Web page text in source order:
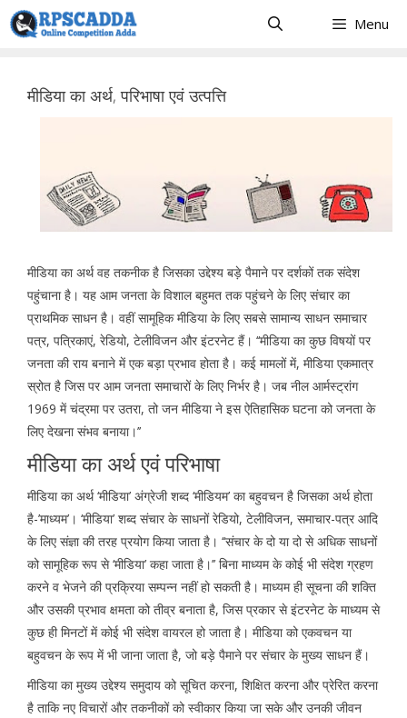
Skip
to
Menu
मीडिया का अर्थ, परिभाषा एवं उत्पत्ति
मीडिया का अर्थ वह तकनीक है जिसका उद्देश्य बड़े पैमाने पर दर्शकों तक संदेश
पहुंचाना है। यह आम जनता के विशाल बहुमत तक पहुंचने के लिए संचार का
प्राथमिक साधन है। वहीं सामूहिक मीडिया के लिए सबसे सामान्य साधन समाचार
पत्र, पत्रिकाएं, रेडियो, टेलीविजन और इंटरनेट हैं। ‘‘मीडिया का कुछ विषयों पर
जनता की राय बनाने में एक बड़ा प्रभाव होता है। कई मामलों में, मीडिया एकमात्र
स्रोत है जिस पर आम जनता समाचारों के लिए निर्भर है। जब नील आर्मस्ट्रांग
1969 में चंद्रमा पर उतरा, तो जन मीडिया ने इस ऐतिहासिक घटना को जनता के
लिए देखना संभव बनाया।’’
मीडिया का अर्थ एवं परिभाषा
मीडिया का अर्थ ‘मीडिया’ अंग्रेजी शब्द ‘मीडियम’ का बहुवचन है जिसका अर्थ होता
है-’माध्यम’। ‘मीडिया’ शब्द संचार के साधनों रेडियो, टेलीविजन, समाचार-पत्र आदि
के लिए संज्ञा की तरह प्रयोग किया जाता है। ‘‘संचार के दो या दो से अधिक साधनों
को सामूहिक रूप से ‘मीडिया’ कहा जाता है।’’ बिना माध्यम के कोई भी संदेश ग्रहण
करने व भेजने की प्रक्रिया सम्पन्न नहीं हो सकती है। माध्यम ही सूचना की शक्ति
और उसकी प्रभाव क्षमता को तीव्र बनाता है, जिस प्रकार से इंटरनेट के माध्यम से
कुछ ही मिनटों में कोई भी संदेश वायरल हो जाता है। मीडिया को एकवचन या
बहुवचन के रूप में भी जाना जाता है, जो बड़े पैमाने पर संचार के मुख्य साधन हैं।
मीडिया का मुख्य उद्देश्य समुदाय को सूचित करना, शिक्षित करना और प्रेरित करना
है ताकि नए विचारों और तकनीकों को स्वीकार किया जा सके और उनकी जीवन